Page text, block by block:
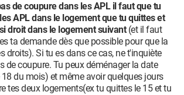
de coupure dans les APL il faut que tu
APL dans le logement que tu quittes et
droit dans le logement suivant(et il faut
ta demande dès que possible pour que la
droits). Si tu es dans ce cas, ne t'inquiète
de coupure. Tu peux déménager la date
du mois) et même avoir quelques jours
tes deux logements(ex tu quittes le 15 et tu